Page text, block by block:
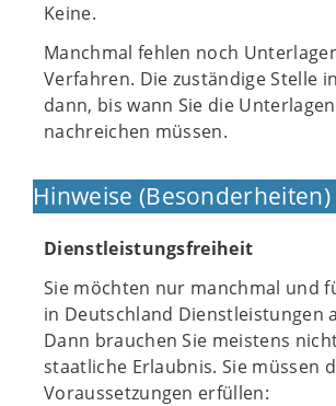
Keine.
Manchmal fehlen noch
Verfahren. Die zuständige Stelle
dann, bis wann Sie die Unterlagen
nachreichen müssen.
Hinweise (Besonderheiten)
Dienstleistungsfreiheit
Sie möchten nur manchmal und
in Deutschland Dienstleistungen
Dann brauchen Sie meistens
staatliche Erlaubnis. Sie müssen
Voraussetzungen erfüllen: